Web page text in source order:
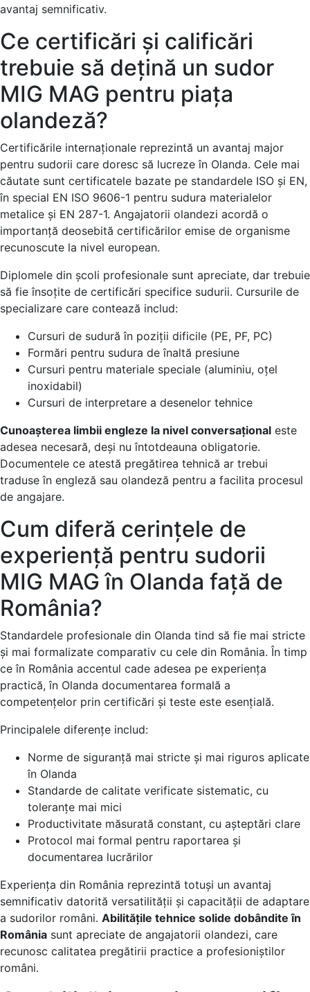
avantaj semnificativ.
Ce certificări și calificări
trebuie să dețină un sudor
MIG MAG pentru piața
olandeză?
Certificările internaționale reprezintă un avantaj major
pentru sudorii care doresc să lucreze în Olanda. Cele mai
căutate sunt certificatele bazate pe standardele ISO și EN,
în special EN ISO 9606-1 pentru sudura materialelor
metalice și EN 287-1. Angajatorii olandezi acordă o
importanță deosebită certificărilor emise de organisme
recunoscute la nivel european.
Diplomele din școli profesionale sunt apreciate, dar trebuie
să fie însoțite de certificări specifice sudurii. Cursurile de
specializare care contează includ:
Cursuri de sudură în poziții dificile (PE, PF, PC)
Formări pentru sudura de înaltă presiune
Cursuri pentru materiale speciale (aluminiu, oțel
inoxidabil)
Cursuri de interpretare a desenelor tehnice
Cunoașterea limbii engleze la nivel conversațional este
adesea necesară, deși nu întotdeauna obligatorie.
Documentele ce atestă pregătirea tehnică ar trebui
traduse în engleză sau olandeză pentru a facilita procesul
de angajare.
Cum diferă cerințele de
experiență pentru sudorii
MIG MAG în Olanda față de
România?
Standardele profesionale din Olanda tind să fie mai stricte
și mai formalizate comparativ cu cele din România. În timp
ce în România accentul cade adesea pe experiența
practică, în Olanda documentarea formală a
competențelor prin certificări și teste este esențială.
Principalele diferențe includ:
Norme de siguranță mai stricte și mai riguros aplicate
în Olanda
Standarde de calitate verificate sistematic, cu
toleranțe mai mici
Productivitate măsurată constant, cu așteptări clare
Protocol mai formal pentru raportarea și
documentarea lucrărilor
Experiența din România reprezintă totuși un avantaj
semnificativ datorită versatilității și capacității de adaptare
a sudorilor români. Abilitățile tehnice solide dobândite în
România sunt apreciate de angajatorii olandezi, care
recunosc calitatea pregătirii practice a profesioniștilor
români.